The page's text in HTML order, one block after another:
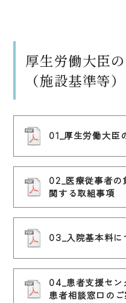
厚生労働大臣
（施設基準等）
01_厚生労働大臣
02_医療従事者の
関する取組事項
03_入院基本料に
04_患者支援セン
患者相談窓口のご